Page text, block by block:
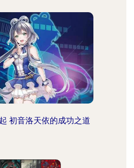
初音洛天依的成功之道